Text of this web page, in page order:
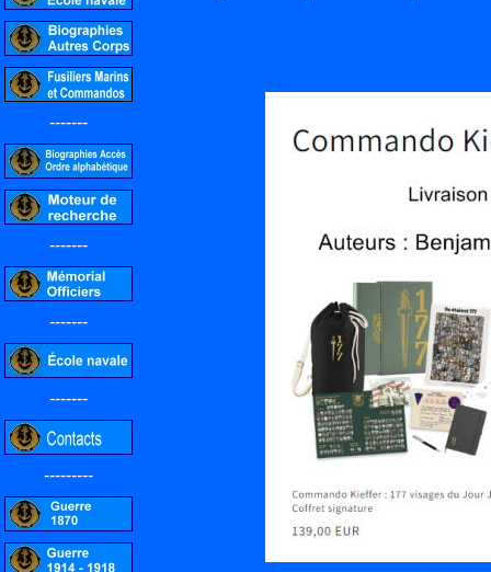
-------
-------
-------
-------
---------